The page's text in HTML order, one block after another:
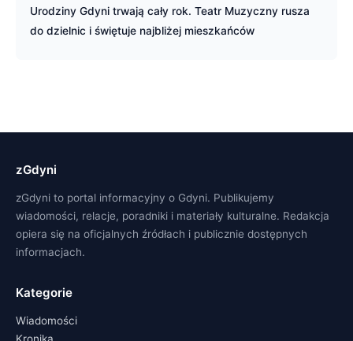
Urodziny Gdyni trwają cały rok. Teatr Muzyczny rusza
do dzielnic i świętuje najbliżej mieszkańców
zGdyni
zGdyni to portal informacyjny o Gdyni. Publikujemy
wiadomości, relacje, poradniki i materiały kulturalne. Redakcja
opiera się na oficjalnych źródłach i publicznie dostępnych
informacjach.
Kategorie
Wiadomości